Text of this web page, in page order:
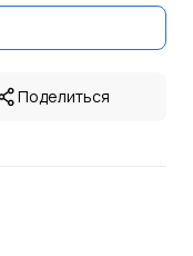
Поделиться